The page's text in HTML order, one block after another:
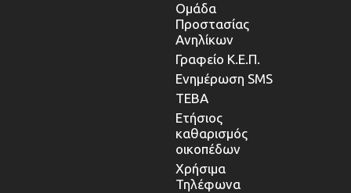
Ομάδα
Προστασίας
Ανηλίκων
Γραφείο Κ.Ε.Π.
Ενημέρωση SMS
ΤΕΒΑ
Ετήσιος
καθαρισμός
οικοπέδων
Χρήσιμα
Τηλέφωνα